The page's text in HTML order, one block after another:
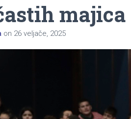
majica
on 26 veljače, 2025